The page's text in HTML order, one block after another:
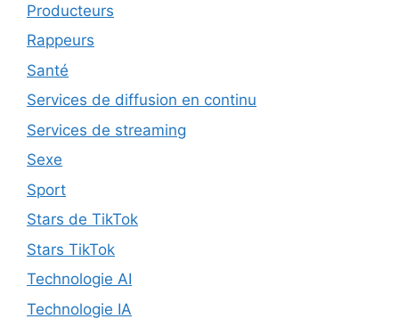
Producteurs
Rappeurs
Santé
Services de diffusion en continu
Services de streaming
Sexe
Sport
Stars de TikTok
Stars TikTok
Technologie AI
Technologie IA